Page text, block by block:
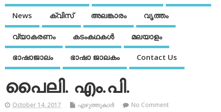
News ക്വിസ് അലങ്കാരം വൃത്തം
വ്യാകരണം കടംകഥകള്‍ മലയാളം
ഭാഷാജാലം ഭാഷാ ജാലകം Contact Us
പൈലി. എം.പി.
October 14, 2017 എഴുത്തുകാര്‍ No Comment